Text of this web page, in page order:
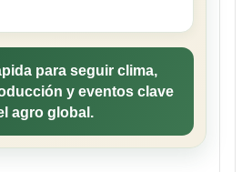
para seguir clima,
y eventos clave
agro global.